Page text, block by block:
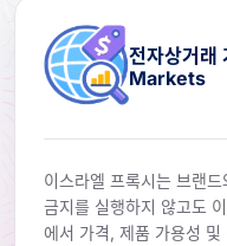
전자상거
Markets
이스라엘 프록시는 브랜
금지를 실행하지 않고도
에서 가격, 제품 가용성 및